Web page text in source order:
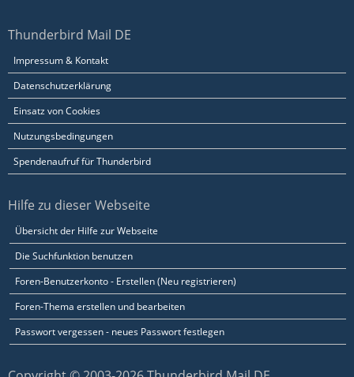
Thunderbird Mail DE
Impressum & Kontakt
Datenschutzerklärung
Einsatz von Cookies
Nutzungsbedingungen
Spendenaufruf für Thunderbird
Hilfe zu dieser Webseite
Übersicht der Hilfe zur Webseite
Die Suchfunktion benutzen
Foren-Benutzerkonto - Erstellen (Neu registrieren)
Foren-Thema erstellen und bearbeiten
Passwort vergessen - neues Passwort festlegen